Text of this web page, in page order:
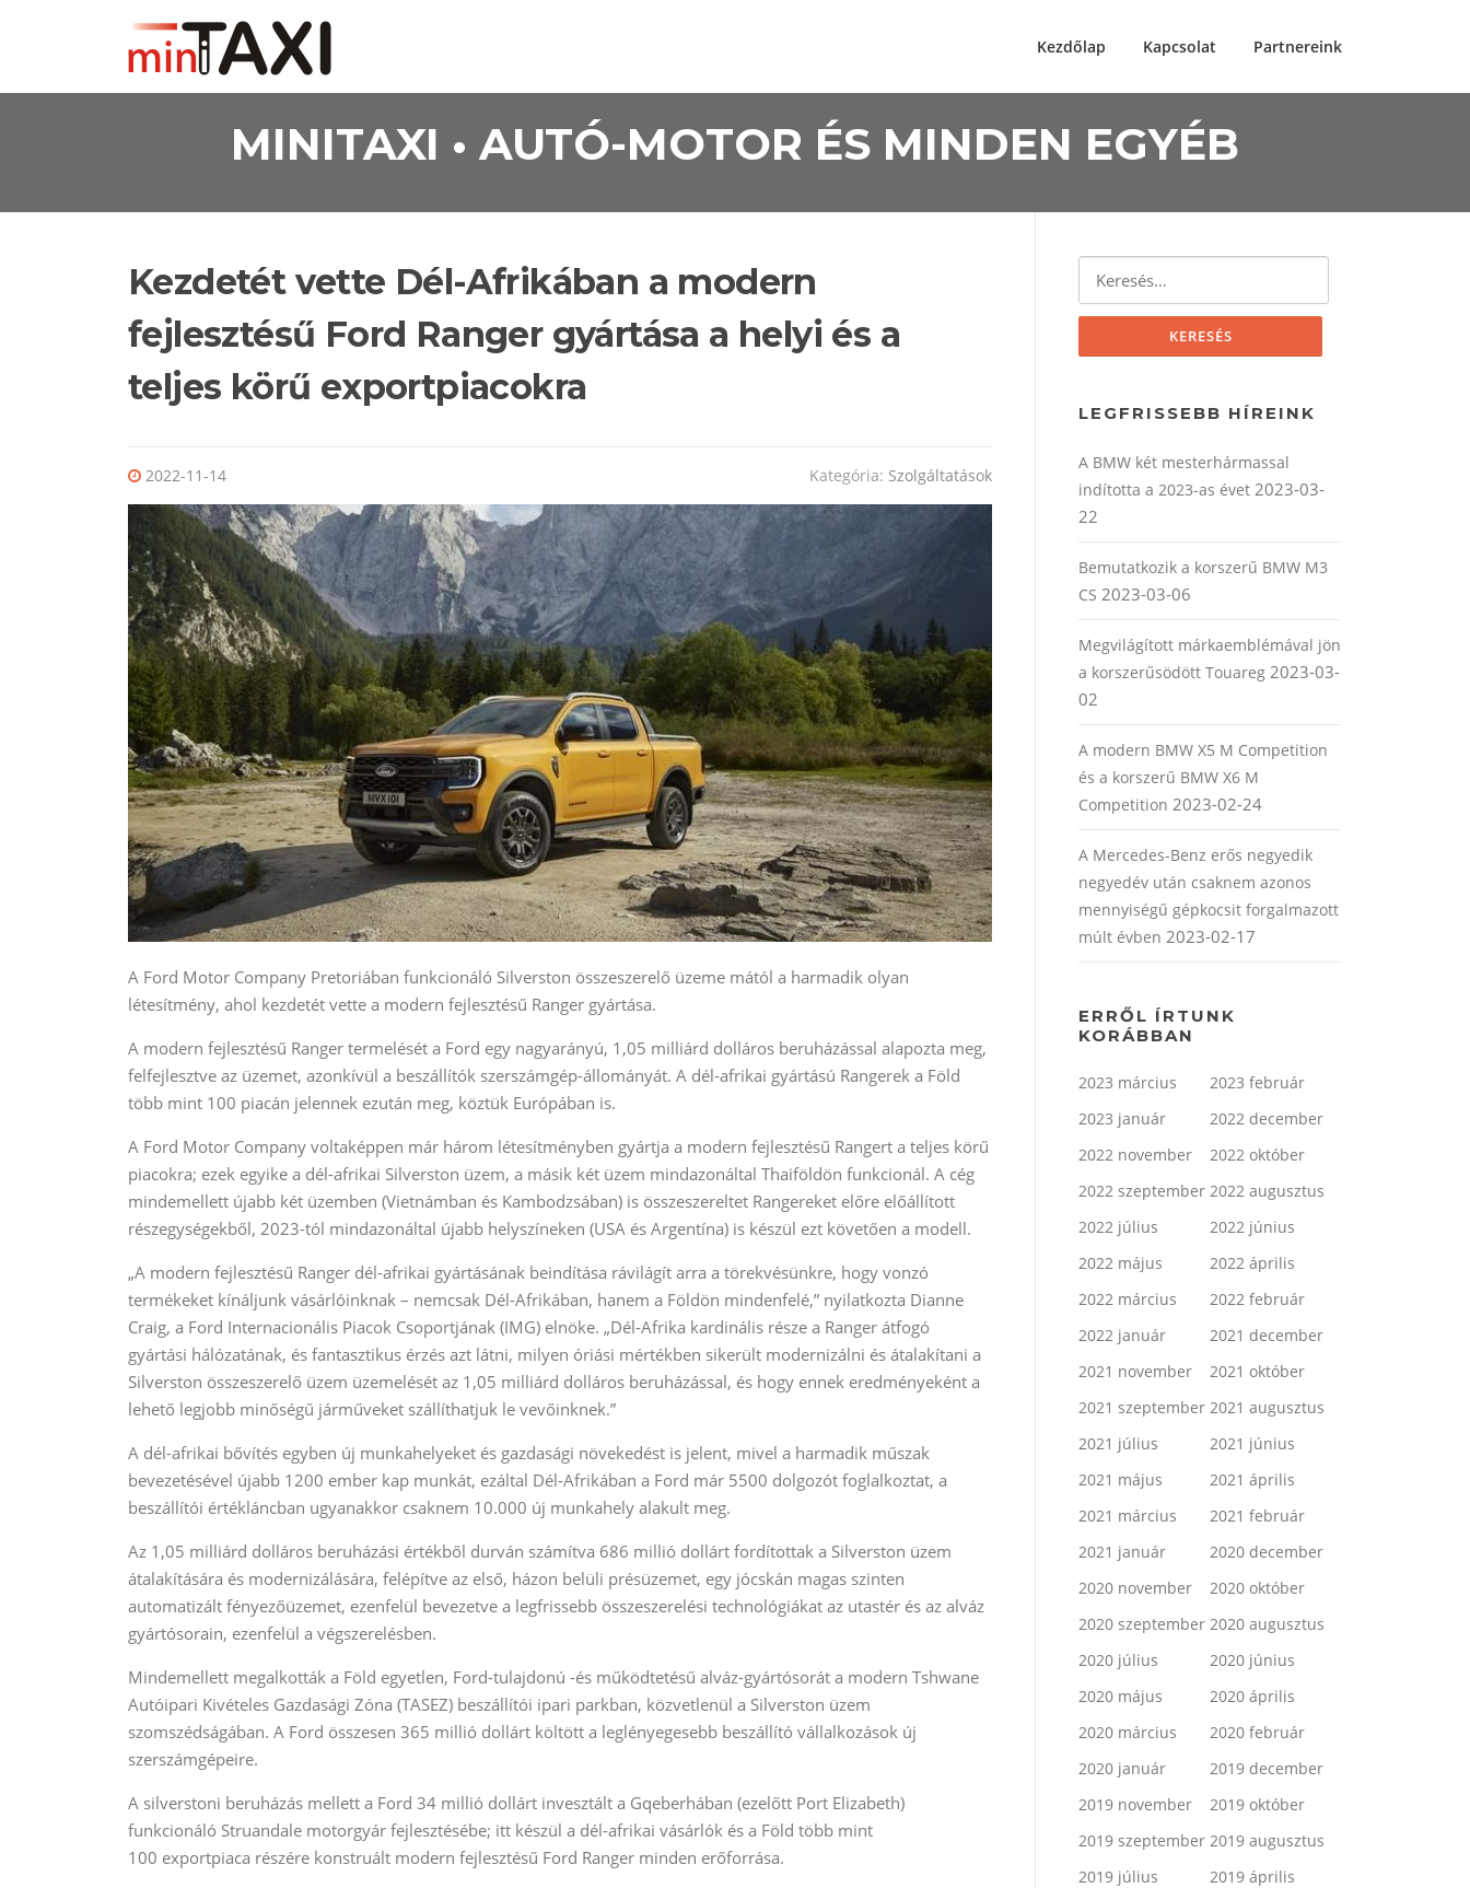
Kezdőlap Kapcsolat Partnereink
MINITAXI • AUTÓ-MOTOR ÉS MINDEN EGYÉB
Kezdetét vette Dél-Afrikában a modern
fejlesztésű Ford Ranger gyártása a helyi és a
teljes körű exportpiacokra
2022-11-14 Kategória: Szolgáltatások
A Ford Motor Company Pretoriában funkcionáló Silverston összeszerelő üzeme mától a harmadik olyan
létesítmény, ahol kezdetét vette a modern fejlesztésű Ranger gyártása.
A modern fejlesztésű Ranger termelését a Ford egy nagyarányú, 1,05 milliárd dolláros beruházással alapozta meg,
felfejlesztve az üzemet, azonkívül a beszállítók szerszámgép-állományát. A dél-afrikai gyártású Rangerek a Föld
több mint 100 piacán jelennek ezután meg, köztük Európában is.
A Ford Motor Company voltaképpen már három létesítményben gyártja a modern fejlesztésű Rangert a teljes körű
piacokra; ezek egyike a dél-afrikai Silverston üzem, a másik két üzem mindazonáltal Thaiföldön funkcionál. A cég
mindemellett újabb két üzemben (Vietnámban és Kambodzsában) is összeszereltet Rangereket előre előállított
részegységekből, 2023-tól mindazonáltal újabb helyszíneken (USA és Argentína) is készül ezt követően a modell.
„A modern fejlesztésű Ranger dél-afrikai gyártásának beindítása rávilágít arra a törekvésünkre, hogy vonzó
termékeket kínáljunk vásárlóinknak – nemcsak Dél-Afrikában, hanem a Földön mindenfelé,” nyilatkozta Dianne
Craig, a Ford Internacionális Piacok Csoportjának (IMG) elnöke. „Dél-Afrika kardinális része a Ranger átfogó
gyártási hálózatának, és fantasztikus érzés azt látni, milyen óriási mértékben sikerült modernizálni és átalakítani a
Silverston összeszerelő üzem üzemelését az 1,05 milliárd dolláros beruházással, és hogy ennek eredményeként a
lehető legjobb minőségű járműveket szállíthatjuk le vevőinknek.”
A dél-afrikai bővítés egyben új munkahelyeket és gazdasági növekedést is jelent, mivel a harmadik műszak
bevezetésével újabb 1200 ember kap munkát, ezáltal Dél-Afrikában a Ford már 5500 dolgozót foglalkoztat, a
beszállítói értékláncban ugyanakkor csaknem 10.000 új munkahely alakult meg.
Az 1,05 milliárd dolláros beruházási értékből durván számítva 686 millió dollárt fordítottak a Silverston üzem
átalakítására és modernizálására, felépítve az első, házon belüli présüzemet, egy jócskán magas szinten
automatizált fényezőüzemet, ezenfelül bevezetve a legfrissebb összeszerelési technológiákat az utastér és az alváz
gyártósorain, ezenfelül a végszerelésben.
Mindemellett megalkották a Föld egyetlen, Ford-tulajdonú -és működtetésű alváz-gyártósorát a modern Tshwane
Autóipari Kivételes Gazdasági Zóna (TASEZ) beszállítói ipari parkban, közvetlenül a Silverston üzem
szomszédságában. A Ford összesen 365 millió dollárt költött a leglényegesebb beszállító vállalkozások új
szerszámgépeire.
A silverstoni beruházás mellett a Ford 34 millió dollárt invesztált a Gqeberhában (ezelőtt Port Elizabeth)
funkcionáló Struandale motorgyár fejlesztésébe; itt készül a dél-afrikai vásárlók és a Föld több mint
100 exportpiaca részére konstruált modern fejlesztésű Ford Ranger minden erőforrása.
LEGFRISSEBB HÍREINK
A BMW két mesterhármassal
indította a 2023-as évet 2023-03-
22
Bemutatkozik a korszerű BMW M3
CS 2023-03-06
Megvilágított márkaemblémával jön
a korszerűsödött Touareg 2023-03-
02
A modern BMW X5 M Competition
és a korszerű BMW X6 M
Competition 2023-02-24
A Mercedes-Benz erős negyedik
negyedév után csaknem azonos
mennyiségű gépkocsit forgalmazott
múlt évben 2023-02-17
ERRŐL ÍRTUNK
KORÁBBAN
2023 március
2023 február
2023 január
2022 december
2022 november
2022 október
2022 szeptember 2022 augusztus
2022 július
2022 június
2022 május
2022 április
2022 március
2022 február
2022 január
2021 december
2021 november
2021 október
2021 szeptember 2021 augusztus
2021 július
2021 június
2021 május
2021 április
2021 március
2021 február
2021 január
2020 december
2020 november
2020 október
2020 szeptember 2020 augusztus
2020 július
2020 június
2020 május
2020 április
2020 március
2020 február
2020 január
2019 december
2019 november
2019 október
2019 szeptember 2019 augusztus
2019 július
2019 április